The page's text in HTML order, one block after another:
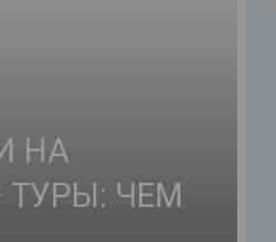
НА
ТУРЫ: ЧЕМ